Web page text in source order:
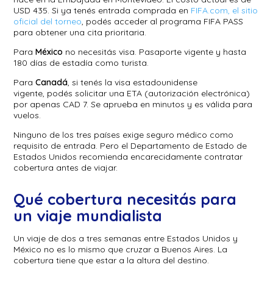
USD 435. Si ya tenés entrada comprada en FIFA.com, el sitio
oficial del torneo , podés acceder al programa FIFA PASS
para obtener una cita prioritaria.
ParaMéxico no necesitás visa. Pasaporte vigente y hasta
180 días de estadía como turista.
ParaCanadá , si tenés la visa estadounidense
vigente, podés solicitar una ETA (autorización electrónica)
por apenas CAD 7. Se aprueba en minutos y es válida para
vuelos.
Ninguno de los tres países exige seguro médico como
requisito de entrada. Pero el Departamento de Estado de
Estados Unidos recomienda encarecidamente contratar
cobertura antes de viajar.
Qué cobertura necesitás para
un viaje mundialista
Un viaje de dos a tres semanas entre Estados Unidos y
México no es lo mismo que cruzar a Buenos Aires. La
cobertura tiene que estar a la altura del destino.